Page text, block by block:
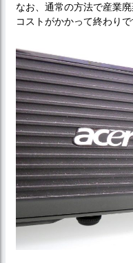
なお、通常の方法で産業
コストがかかって終わりで